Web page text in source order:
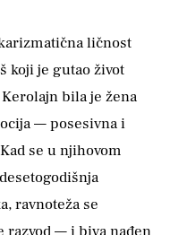
ličnost
koji je gutao život
bila je žena
— posesivna i
se u njihovom
ravnoteža se